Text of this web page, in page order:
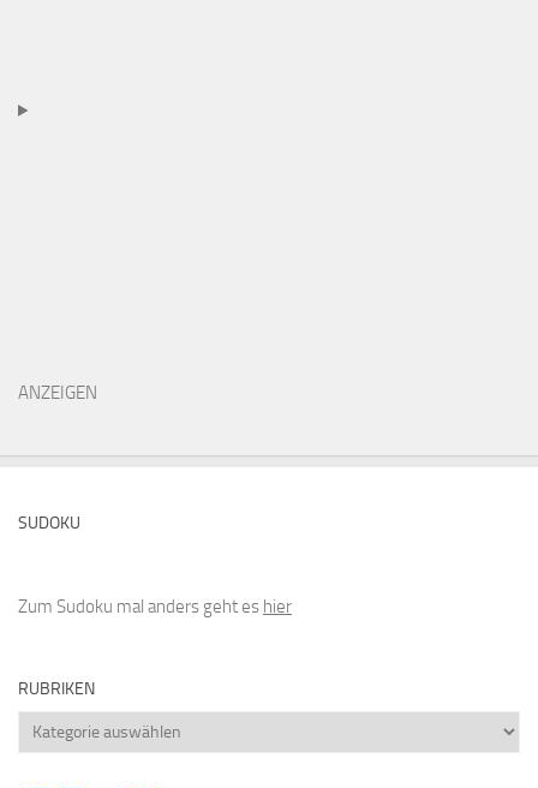
ANZEIGEN
SUDOKU
Zum Sudoku mal anders geht es hier
RUBRIKEN
Rubriken